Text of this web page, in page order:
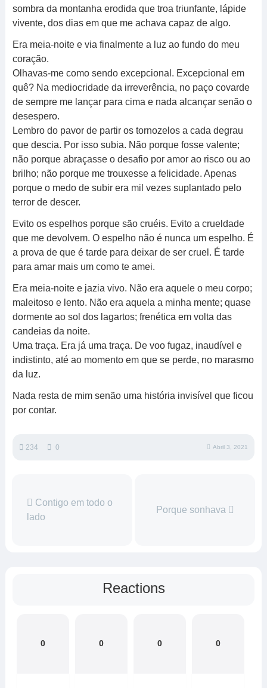
sombra da montanha erodida que troa triunfante, lápide
vivente, dos dias em que me achava capaz de algo.
Era meia-noite e via finalmente a luz ao fundo do meu
coração.
Olhavas-me como sendo excepcional. Excepcional em
quê? Na mediocridade da irreverência, no paço covarde
de sempre me lançar para cima e nada alcançar senão o
desespero.
Lembro do pavor de partir os tornozelos a cada degrau
que descia. Por isso subia. Não porque fosse valente;
não porque abraçasse o desafio por amor ao risco ou ao
brilho; não porque me trouxesse a felicidade. Apenas
porque o medo de subir era mil vezes suplantado pelo
terror de descer.
Evito os espelhos porque são cruéis. Evito a crueldade
que me devolvem. O espelho não é nunca um espelho. É
a prova de que é tarde para deixar de ser cruel. É tarde
para amar mais um como te amei.
Era meia-noite e jazia vivo. Não era aquele o meu corpo;
maleitoso e lento. Não era aquela a minha mente; quase
dormente ao sol dos lagartos; frenética em volta das
candeias da noite.
Uma traça. Era já uma traça. De voo fugaz, inaudível e
indistinto, até ao momento em que se perde, no marasmo
da luz.
Nada resta de mim senão uma história invisível que ficou
por contar.
234 0 Abril 3, 2021
Contigo em todo o
lado
Porque sonhava
Reactions
0 0 0 0